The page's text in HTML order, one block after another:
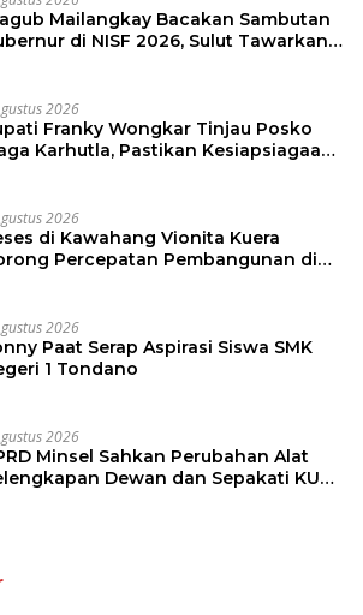
Mailangkay Bacakan Sambutan
di NISF 2026, Sulut Tawarkan
2026
Franky Wongkar Tinjau Posko
Karhutla, Pastikan Kesiapsiagaan
2026
di Kawahang Vionita Kuera
Percepatan Pembangunan di
2026
Paat Serap Aspirasi Siswa SMK
1 Tondano
2026
Minsel Sahkan Perubahan Alat
Dewan dan Sepakati KUA-